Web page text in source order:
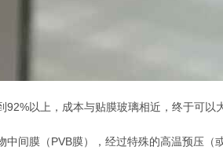
以上，成本与贴膜玻璃相近，终于可以
间膜（PVB膜），经过特殊的高温预压（